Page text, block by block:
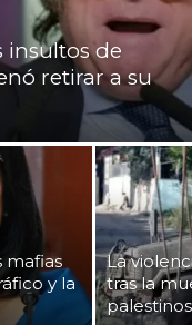
insultos de
retirar a su
mafias
y la
La
tras la
palestinos